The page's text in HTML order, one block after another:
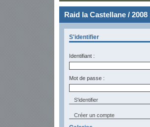
Raid la Castellane /
S'identifier
Identifiant :
Mot de passe :
Créer un compte